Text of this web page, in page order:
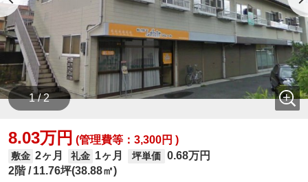
1 / 2
8.03万円 (管理費等：3,300円 )
敷金 2ヶ月 礼金 1ヶ月 坪単価 0.68万円
2階
11.76坪(38.88㎡)